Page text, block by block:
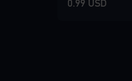
0.99 USD